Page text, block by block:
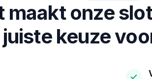
maakt onze
juiste keuze